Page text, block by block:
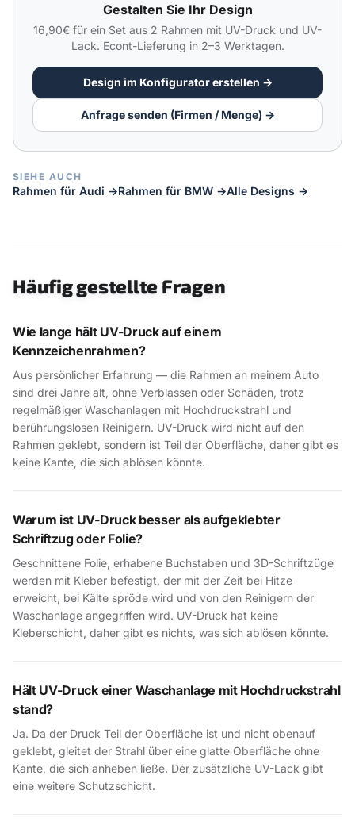
Gestalten Sie Ihr Design
16,90€ für ein Set aus 2 Rahmen mit UV-Druck und UV-
Lack. Econt-Lieferung in 2–3 Werktagen.
Design im Konfigurator erstellen →
Anfrage senden (Firmen / Menge) →
SIEHE AUCH
Rahmen für Audi →Rahmen für BMW →Alle Designs →
Häufig gestellte Fragen
Wie lange hält UV-Druck auf einem
Kennzeichenrahmen?
Aus persönlicher Erfahrung — die Rahmen an meinem Auto
sind drei Jahre alt, ohne Verblassen oder Schäden, trotz
regelmäßiger Waschanlagen mit Hochdruckstrahl und
berührungslosen Reinigern. UV-Druck wird nicht auf den
Rahmen geklebt, sondern ist Teil der Oberfläche, daher gibt es
keine Kante, die sich ablösen könnte.
Warum ist UV-Druck besser als aufgeklebter
Schriftzug oder Folie?
Geschnittene Folie, erhabene Buchstaben und 3D-Schriftzüge
werden mit Kleber befestigt, der mit der Zeit bei Hitze
erweicht, bei Kälte spröde wird und von den Reinigern der
Waschanlage angegriffen wird. UV-Druck hat keine
Kleberschicht, daher gibt es nichts, was sich ablösen könnte.
Hält UV-Druck einer Waschanlage mit Hochdruckstrahl
stand?
Ja. Da der Druck Teil der Oberfläche ist und nicht obenauf
geklebt, gleitet der Strahl über eine glatte Oberfläche ohne
Kante, die sich anheben ließe. Der zusätzliche UV-Lack gibt
eine weitere Schutzschicht.